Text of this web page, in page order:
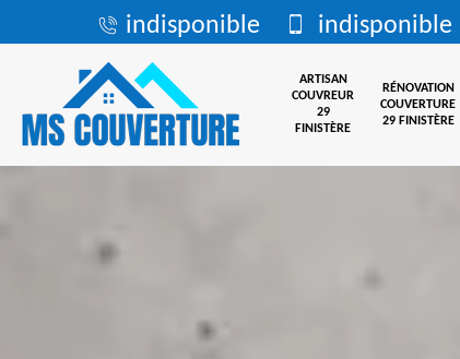
indisponible indisponible
ARTISAN
COUVREUR
29
FINISTÈRE
RÉNOVATION
COUVERTURE
29 FINISTÈRE